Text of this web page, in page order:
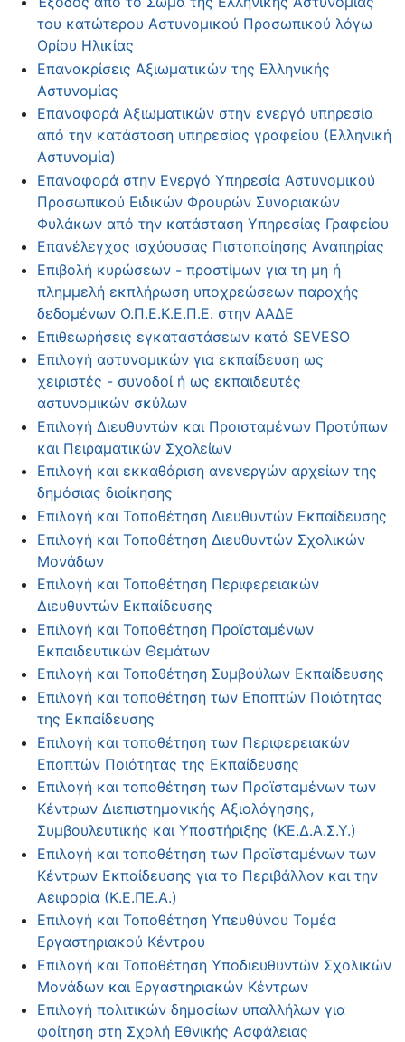
του κατώτερου Αστυνομικού Προσωπικού λόγω
Ορίου Ηλικίας
Επανακρίσεις Αξιωματικών της Ελληνικής
Αστυνομίας
Επαναφορά Αξιωματικών στην ενεργό υπηρεσία
από την κατάσταση υπηρεσίας γραφείου (Ελληνική
Αστυνομία)
Επαναφορά στην Ενεργό Υπηρεσία Αστυνομικού
Προσωπικού Ειδικών Φρουρών Συνοριακών
Φυλάκων από την κατάσταση Υπηρεσίας Γραφείου
Επανέλεγχος ισχύουσας Πιστοποίησης Αναπηρίας
Επιβολή κυρώσεων - προστίμων για τη μη ή
πλημμελή εκπλήρωση υποχρεώσεων παροχής
δεδομένων Ο.Π.Ε.Κ.Ε.Π.Ε. στην ΑΑΔΕ
Επιθεωρήσεις εγκαταστάσεων κατά SEVESO
Επιλογή αστυνομικών για εκπαίδευση ως
χειριστές - συνοδοί ή ως εκπαιδευτές
αστυνομικών σκύλων
Επιλογή Διευθυντών και Προισταμένων Προτύπων
και Πειραματικών Σχολείων
Επιλογή και εκκαθάριση ανενεργών αρχείων της
δημόσιας διοίκησης
Επιλογή και Τοποθέτηση Διευθυντών Εκπαίδευσης
Επιλογή και Τοποθέτηση Διευθυντών Σχολικών
Μονάδων
Επιλογή και Τοποθέτηση Περιφερειακών
Διευθυντών Εκπαίδευσης
Επιλογή και Τοποθέτηση Προϊσταμένων
Εκπαιδευτικών Θεμάτων
Επιλογή και Τοποθέτηση Συμβούλων Εκπαίδευσης
Επιλογή και τοποθέτηση των Εποπτών Ποιότητας
της Εκπαίδευσης
Επιλογή και τοποθέτηση των Περιφερειακών
Εποπτών Ποιότητας της Εκπαίδευσης
Επιλογή και τοποθέτηση των Προϊσταμένων των
Κέντρων Διεπιστημονικής Αξιολόγησης,
Συμβουλευτικής και Υποστήριξης (ΚΕ.Δ.Α.Σ.Υ.)
Επιλογή και τοποθέτηση των Προϊσταμένων των
Κέντρων Εκπαίδευσης για το Περιβάλλον και την
Αειφορία (Κ.Ε.ΠΕ.Α.)
Επιλογή και Τοποθέτηση Υπευθύνου Τομέα
Εργαστηριακού Κέντρου
Επιλογή και Τοποθέτηση Υποδιευθυντών Σχολικών
Μονάδων και Εργαστηριακών Κέντρων
Επιλογή πολιτικών δημοσίων υπαλλήλων για
φοίτηση στη Σχολή Εθνικής Ασφάλειας